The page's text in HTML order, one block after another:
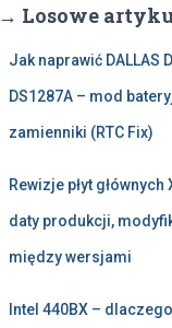
→ Losowe
Jak naprawić DALLAS
DS1287A – mod
zamienniki (RTC Fix)
Rewizje płyt
daty produkcji,
między wersjami
Intel 440BX –